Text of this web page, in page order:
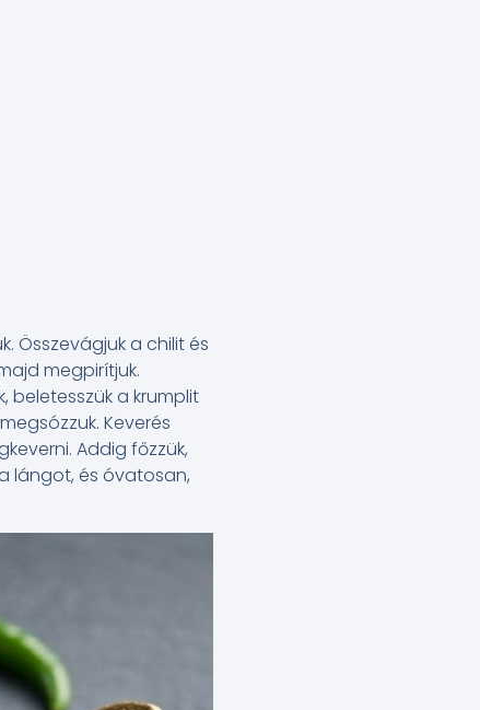
Összevágjuk a chilit és
megpirítjuk.
beletesszük a krumplit
Keverés
Addig főzzük,
lángot, és óvatosan,